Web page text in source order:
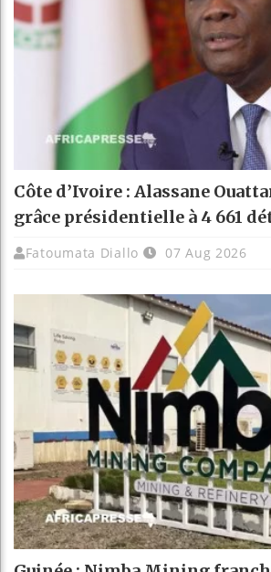
Côte d’Ivoire : Alassane
grâce présidentielle à 4 661
Fatoumata Diallo 07 Aug 2026